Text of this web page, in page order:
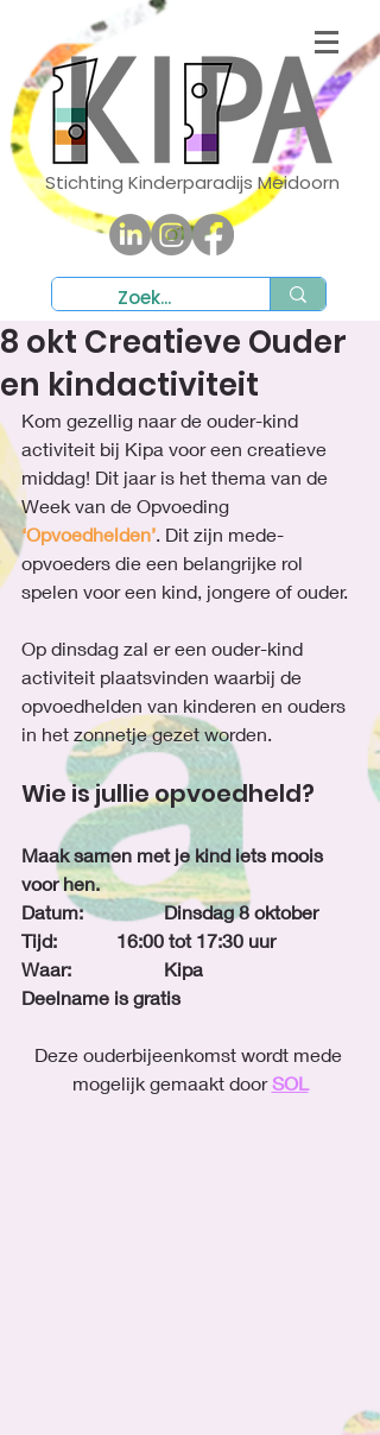
Stichting Kinderparadijs Meidoorn
8 okt Creatieve Ouder
en kindactiviteit
Kom gezellig naar de ouder-kind
activiteit bij Kipa voor een creatieve
middag! Dit jaar is het thema van de
Week van de Opvoeding
‘Opvoedhelden’. Dit zijn mede-
opvoeders die een belangrijke rol
spelen voor een kind, jongere of ouder.
Op dinsdag zal er een ouder-kind
activiteit plaatsvinden waarbij de
opvoedhelden van kinderen en ouders
in het zonnetje gezet worden.
Wie is jullie opvoedheld?
Maak samen met je kind iets moois
voor hen.
Datum:		Dinsdag 8 oktober
Tijd:		16:00 tot 17:30 uur
Waar:		Kipa
Deelname is gratis
Deze ouderbijeenkomst wordt mede
mogelijk gemaakt door SOL